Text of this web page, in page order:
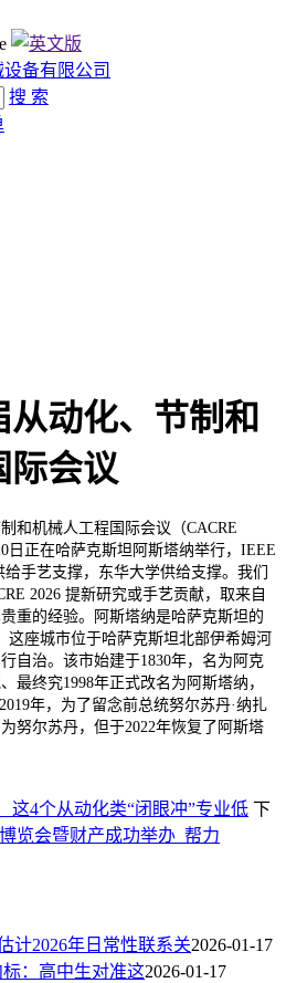
搜 索
从动化、节制和
际会议
机械人工程国际会议（CACRE
日正在哈萨克斯坦阿斯塔纳举行，IEEE
手艺支撑，东华大学供给支撑。我们
2026 提新研究或手艺贡献，取来自
重的经验。阿斯塔纳是哈萨克斯坦的
这座城市位于哈萨克斯坦北部伊希姆河
自治。该市始建于1830年，名为阿克
最终究1998年正式改名为阿斯塔纳，
年，为了留念前总统努尔苏丹·纳扎
努尔苏丹，但于2022年恢复了阿斯塔
这4个从动化类“闭眼冲”专业低 下
览会暨财产成功举办 帮力
计2026年日常性联系关2026-01-17
：高中生对准这2026-01-17